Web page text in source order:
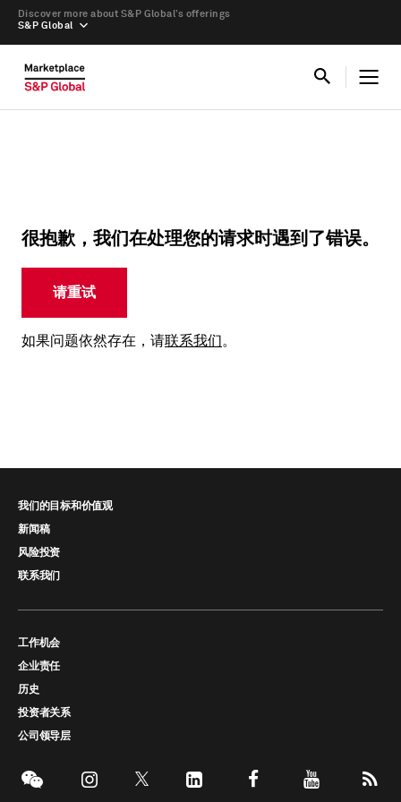
S&P Global
Discover more about S&P Global’s offerings
很抱歉，我们在处理您的请求时遇到了错误。
请重试
如果问题依然存在，请联系我们。
我们的目标和价值观
新闻稿
风险投资
联系我们
工作机会
企业责任
历史
投资者关系
公司领导层